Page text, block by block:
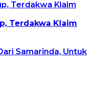
Terdakwa Klaim